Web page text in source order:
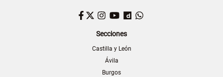
Facebook
TwitterInstagram
YouTubeDailymotion
Secciones
Castilla y León
Ávila
Burgos